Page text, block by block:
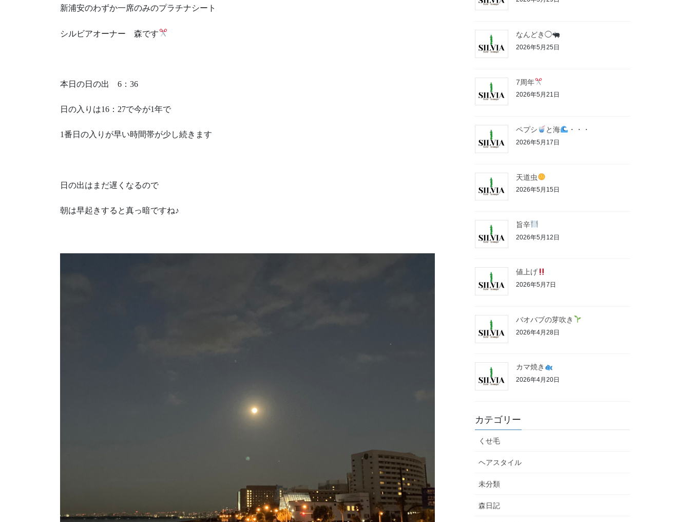
新浦安のわずか一席のみのプラチナシート
シルビアオーナー 森です
本日の日の出 6：36
日の入りは16：27で今が1年で
1番日の入りが早い時間帯が少し続きます
日の出はまだ遅くなるので
朝は早起きすると真っ暗ですね♪
なんどき◯
2026年5月25日
7周年
2026年5月21日
ペプシ と海 ・・・
2026年5月17日
天道虫
2026年5月15日
旨辛
2026年5月12日
値上げ
2026年5月7日
バオバブの芽吹き
2026年4月28日
カマ焼き
2026年4月20日
カテゴリー
くせ毛
ヘアスタイル
未分類
森日記